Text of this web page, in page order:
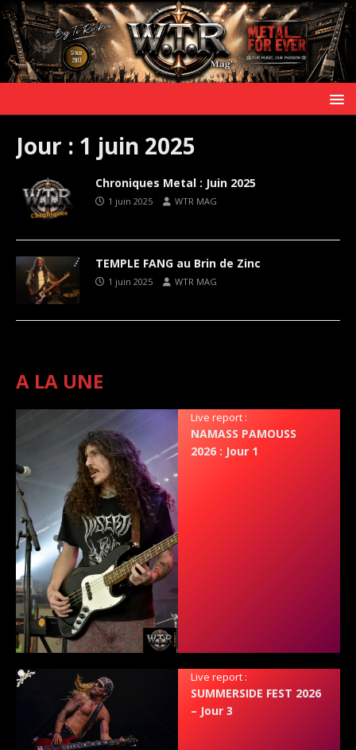
Jour : 1 juin 2025
Chroniques Metal : Juin 2025
1 juin 2025 WTR MAG
TEMPLE FANG au Brin de Zinc
1 juin 2025 WTR MAG
A LA UNE
Live report :
NAMASS PAMOUSS
2026 : Jour 1
Live report :
SUMMERSIDE FEST 2026
– Jour 3